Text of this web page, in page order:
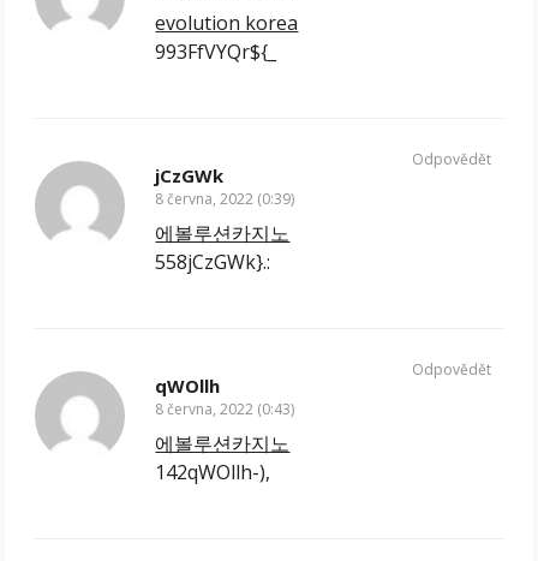
evolution korea
993FfVYQr${_
jCzGWk
8 června, 2022 (0:39)
에볼루션카지노
558jCzGWk}.:
Odpovědět
qWOllh
8 června, 2022 (0:43)
에볼루션카지노
142qWOllh-),
Odpovědět